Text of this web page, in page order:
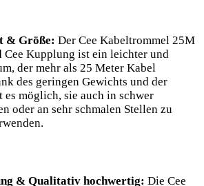
& Größe: Der Cee Kabeltrommel 25M
Cee Kupplung ist ein leichter und
der mehr als 25 Meter Kabel
des geringen Gewichts und der
es möglich, sie auch in schwer
oder an sehr schmalen Stellen zu
& Qualitativ hochwertig: Die Cee